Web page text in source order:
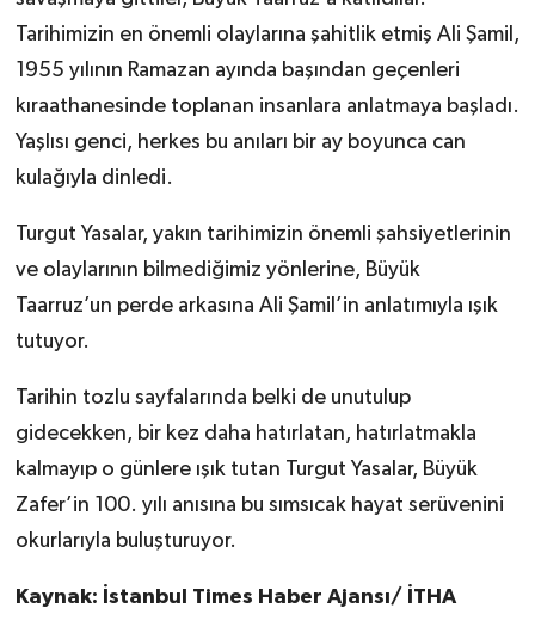
Tarihimizin en önemli olaylarına şahitlik etmiş Ali Şamil,
1955 yılının Ramazan ayında başından geçenleri
kıraathanesinde toplanan insanlara anlatmaya başladı.
Yaşlısı genci, herkes bu anıları bir ay boyunca can
kulağıyla dinledi.
Turgut Yasalar, yakın tarihimizin önemli şahsiyetlerinin
ve olaylarının bilmediğimiz yönlerine, Büyük
Taarruz’un perde arkasına Ali Şamil’in anlatımıyla ışık
tutuyor.
Tarihin tozlu sayfalarında belki de unutulup
gidecekken, bir kez daha hatırlatan, hatırlatmakla
kalmayıp o günlere ışık tutan Turgut Yasalar, Büyük
Zafer’in 100. yılı anısına bu sımsıcak hayat serüvenini
okurlarıyla buluşturuyor.
Kaynak: İstanbul Times Haber Ajansı/ İTHA